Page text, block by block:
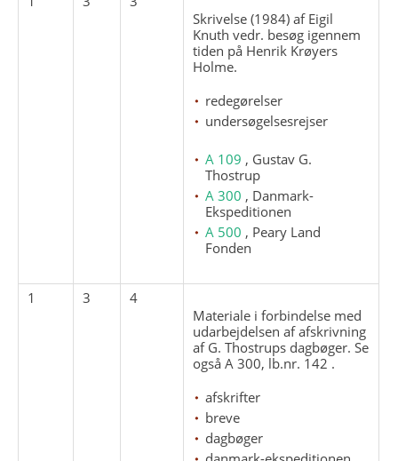
Skrivelse (1984) af Eigil
Knuth vedr. besøg igennem
tiden på Henrik Krøyers
Holme.
redegørelser
undersøgelsesrejser
A 109 , Gustav G.
Thostrup
A 300 , Danmark-
Ekspeditionen
A 500 , Peary Land
Fonden
1 3
4
Materiale i forbindelse med
udarbejdelsen af afskrivning
af G. Thostrups dagbøger. Se
også A 300, lb.nr. 142 .
afskrifter
breve
dagbøger